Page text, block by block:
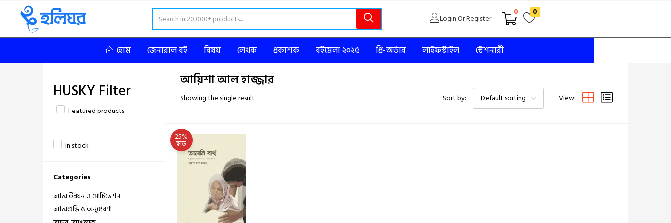
Login Or Register
0 0
হোম জেনারাল বই বিষয় লেখক প্রকাশক বইমেলা ২০২৫ প্রি-অর্ডার লাইফস্টাইল স্টেশনারী
HUSKY Filter
Featured products
In stock
Categories
আত্ম উন্নয়ন ও মোটিভেশন
আত্মশুদ্ধি ও অনুপ্রেরণা
আয়িশা আল হাজ্জার
Showing the single result Sort by: Default sorting View:
25%
ছাড়